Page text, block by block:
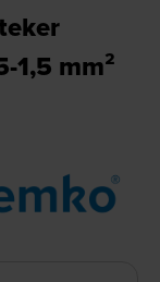
1,5 mm²